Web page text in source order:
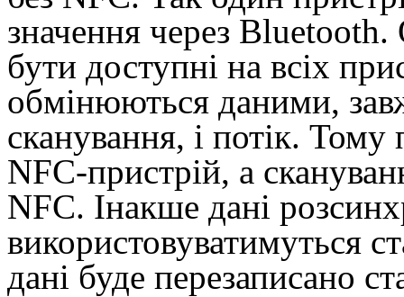
значення через
бути доступні на всіх
обмінюються даними,
сканування, і потік. Тому
NFC-пристрій, а
NFC. Інакше дані
використовуватимуться
дані буде перезаписано